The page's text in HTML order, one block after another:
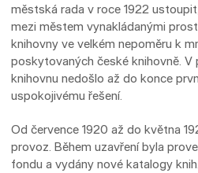
městská rada v roce 1922
mezi městem vynakládanými
knihovny ve velkém nepoměru k
poskytovaných české knihovně.
knihovnu nedošlo až do konce
uspokojivému řešení.
Od července 1920 až do května
provoz. Během uzavření byla
fondu a vydány nové katalogy